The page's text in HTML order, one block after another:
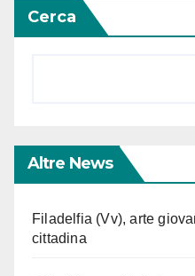
Cerca
Altre News
Filadelfia (Vv), arte
cittadina